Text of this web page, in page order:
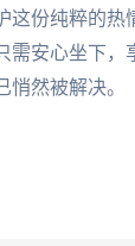
这份纯粹的热
需安心坐下，
悄然被解决。